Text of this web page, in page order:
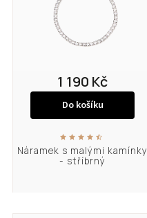
Náramek s malými kamínky
- stříbrný
1 190 Kč
Do košíku